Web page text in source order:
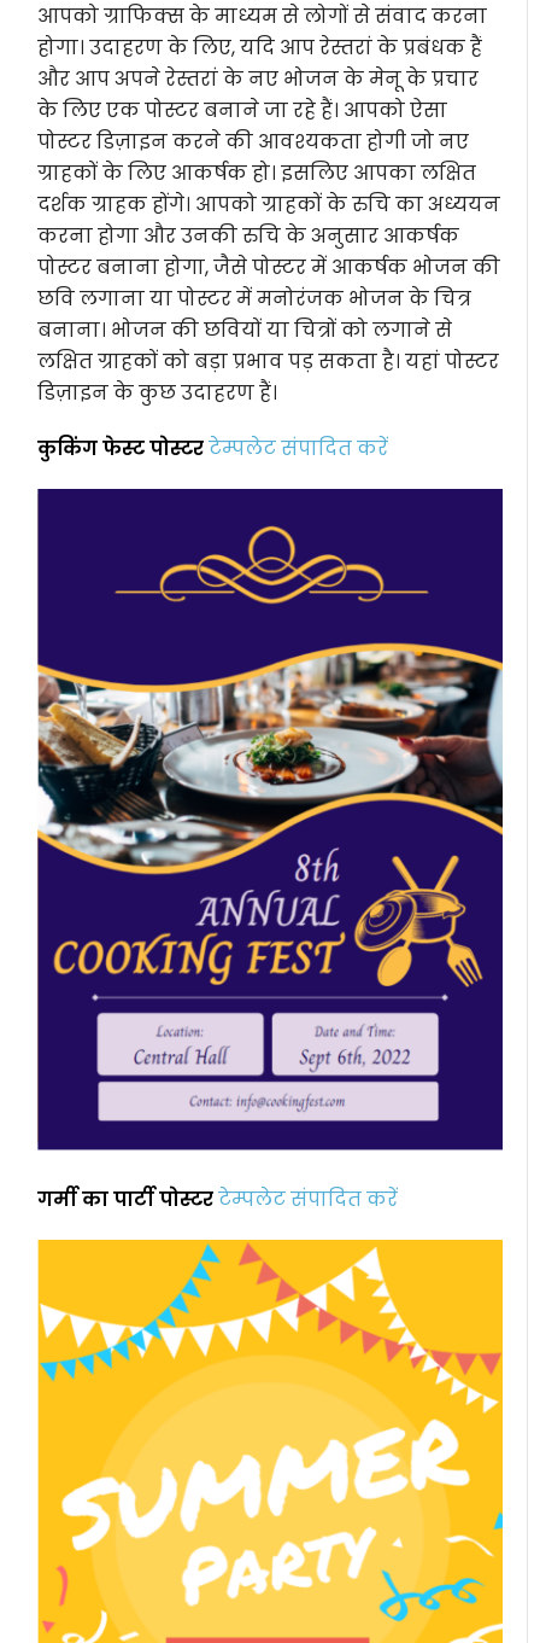
आपको ग्राफिक्स के माध्यम से लोगों से संवाद करना
होगा। उदाहरण के लिए, यदि आप रेस्तरां के प्रबंधक हैं
और आप अपने रेस्तरां के नए भोजन के मेनू के प्रचार
के लिए एक पोस्टर बनाने जा रहे हैं। आपको ऐसा
पोस्टर डिज़ाइन करने की आवश्यकता होगी जो नए
ग्राहकों के लिए आकर्षक हो। इसलिए आपका लक्षित
दर्शक ग्राहक होंगे। आपको ग्राहकों के रुचि का अध्ययन
करना होगा और उनकी रुचि के अनुसार आकर्षक
पोस्टर बनाना होगा, जैसे पोस्टर में आकर्षक भोजन की
छवि लगाना या पोस्टर में मनोरंजक भोजन के चित्र
बनाना। भोजन की छवियों या चित्रों को लगाने से
लक्षित ग्राहकों को बड़ा प्रभाव पड़ सकता है। यहां पोस्टर
डिज़ाइन के कुछ उदाहरण हैं।
कुकिंग फेस्ट पोस्टरटेम्पलेट संपादित करें
गर्मी का पार्टी पोस्टरटेम्पलेट संपादित करें